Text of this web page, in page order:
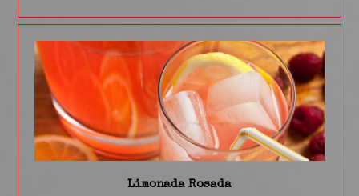
Limonada Rosada